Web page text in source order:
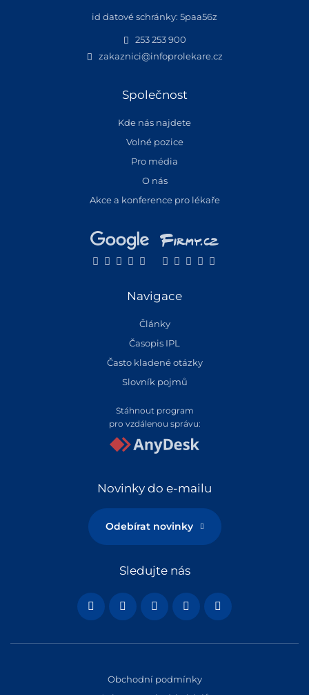
id datové schránky: 5paa56z
253 253 900
zakaznici@infoprolekare.cz
Společnost
Kde nás najdete
Volné pozice
Pro média
O nás
Akce a konference pro lékaře
Navigace
Články
Časopis IPL
Často kladené otázky
Slovník pojmů
Stáhnout program
pro vzdálenou správu:
Novinky do e-mailu
Odebírat novinky
Sledujte nás
Obchodní podmínky